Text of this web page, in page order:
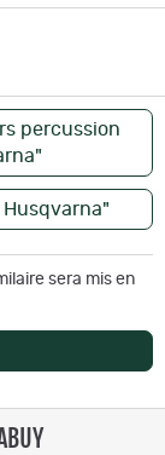
percussion
sera mis en